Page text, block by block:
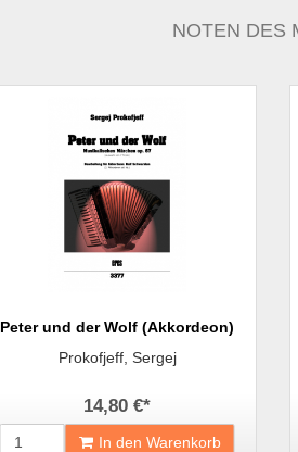
NOTEN DES
Peter und der Wolf (Akkordeon)
Prokofjeff, Sergej
14,80 €*
In den Warenkorb